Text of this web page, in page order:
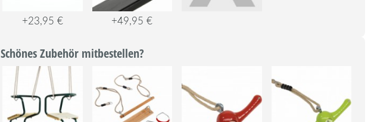
+23,95 € +49,95 €
Schönes Zubehör mitbestellen?